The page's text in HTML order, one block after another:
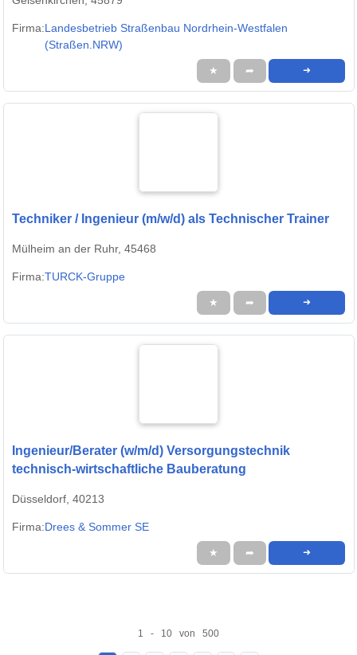
Firma:Landesbetrieb Straßenbau Nordrhein-Westfalen
(Straßen.NRW)
★ ➦ ➜
Techniker / Ingenieur (m/w/d) als Technischer Trainer
Mülheim an der Ruhr, 45468
Firma:TURCK-Gruppe
★ ➦ ➜
Ingenieur/Berater (w/m/d) Versorgungstechnik
technisch-wirtschaftliche Bauberatung
Düsseldorf, 40213
Firma:Drees & Sommer SE
★ ➦ ➜
1 - 10 von 500